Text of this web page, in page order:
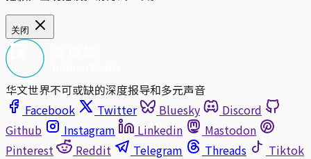
关闭
华文世界不可或缺的深度报导和多元声音
Facebook
Twitter Bluesky
Discord
Github
Instagram Linkedin
Mastodon
Pinterest
Reddit Telegram Threads
Tiktok